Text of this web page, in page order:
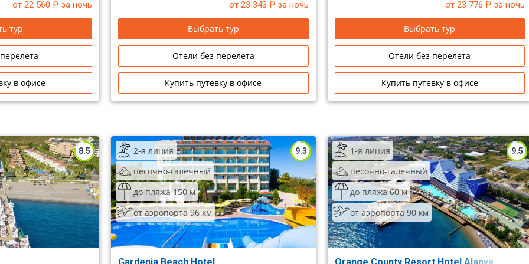
Отель не размещает
от 22 560 ₽ за ночь
тур
в офисе
от 23 343 ₽ за ночь
Выбрать тур
Отели без перелета
Купить путевку в офисе
от 23 776 ₽ за ночь
Выбрать тур
Отели без перелета
Купить путевку в офисе
8.5 9.3
2-я линия
песочно-галечный
до пляжа 150 м
от аэропорта 96 км
9.5
1-я линия
песочно-галечный
до пляжа 60 м
от аэропорта 90 км